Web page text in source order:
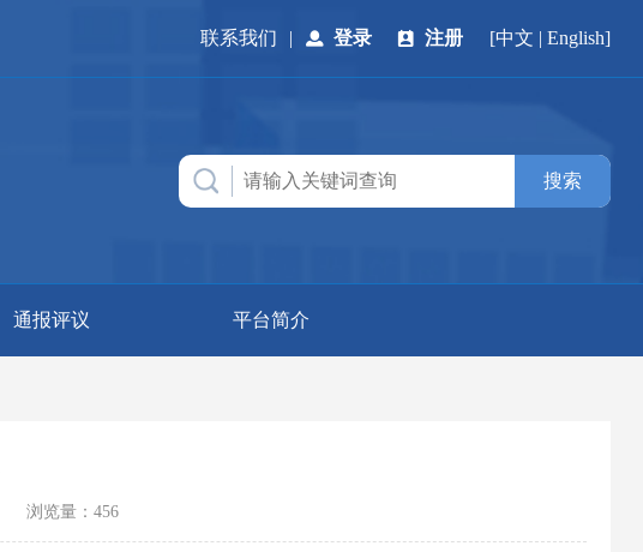
联系我们 | 登录 注册 [中文 |English]
通报评议 平台简介
浏览量：456